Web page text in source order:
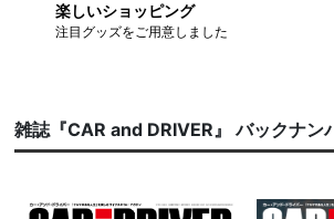
楽しいショッピング
注目グッズをご用意しました
雑誌『CAR and DRIVER』 バックナン